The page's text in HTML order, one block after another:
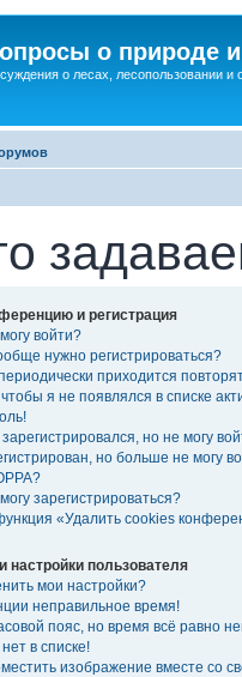
о природе
о лесах, лесопользовании
и регистрация
войти?
нужно регистрироваться?
приходится
чтобы я не появлялся в списке
но не могу
но больше не могу
зарегистрироваться?
«Удалить cookies
настройки пользователя
мои настройки?
неправильное время!
пояс, но время всё равно
в списке!
изображение вместе со